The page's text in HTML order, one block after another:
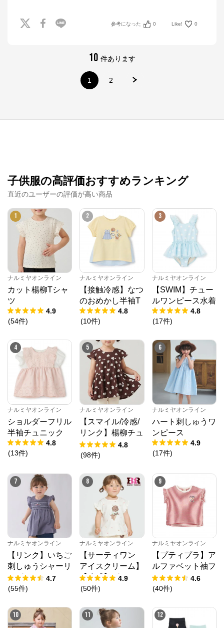
参考になった 0 Like! 0
10 件あります
1 2
子供服の高評価おすすめランキング
直近のユーザーの評価が高い商品
1
ナルミヤオンライン
カット楊柳Tシャ
ツ
4.9
(54件)
2
ナルミヤオンライン
【接触冷感】なつ
のおめかし半袖T
4.8
(10件)
3
ナルミヤオンライン
【SWIM】チュー
ルワンピース水着
4.8
(17件)
4
ナルミヤオンライン
ショルダーフリル
半袖チュニック
4.8
(13件)
5
ナルミヤオンライン
【スマイル/冷感/
リンク】楊柳チュ
ニック
4.8
(98件)
6
ナルミヤオンライン
ハート刺しゅうワ
ンピース
4.9
(17件)
7
ナルミヤオンライン
【リンク】いちご
刺しゅうシャーリ
ングチュニック
4.7
(55件)
8
ナルミヤオンライン
【サーティワン
アイスクリーム】
【冷感】グラフィ
ック半袖Tシャツ
4.9
(50件)
9
ナルミヤオンライン
【プティプラ】ア
ルファベット袖フ
リルTシャツ
4.6
(40件)
10 11 12
公式ECサイト
※外部サイトが開きます
ナルミヤオンラインからのコメント
ナルミヤオンライン公式通販ショップ。人気子供服メ
ゾピアノ、プティマイン、ラブトキシック、アナスイ
ミニ等、全ブランド、全商品をご覧いただけます。